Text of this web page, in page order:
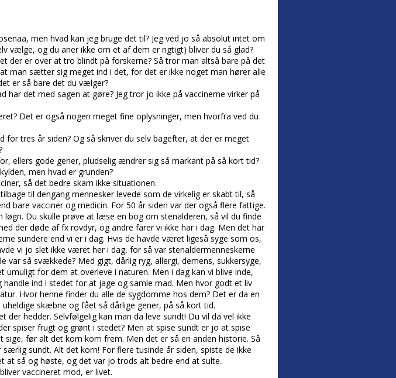
men hvad kan jeg bruge det til? Jeg ved jo så absolut intet om
vælge, og du aner ikke om et af dem er rigtigt) bliver du så glad?
der er over at tro blindt på forskerne? Så tror man altså bare på det
man sætter sig meget ind i det, for det er ikke noget man hører alle
er så bare det du vælger?
det med sagen at gøre? Jeg tror jo ikke på vaccinerne virker på
Det er også nogen meget fine oplysninger, men hvorfra ved du
tres år siden? Og så skriver du selv bagefter, at der er meget
ellers gode gener, pludselig ændrer sig så markant på så kort tid?
men hvad er grunden?
så det bedre skam ikke situationen.
til dengang mennesker levede som de virkelig er skabt til, så
bare vacciner og medicin. For 50 år siden var der også flere fattige.
Du skulle prøve at læse en bog om stenalderen, så vil du finde
der døde af fx rovdyr, og andre farer vi ikke har i dag. Men det har
sundere end vi er i dag. Hvis de havde været ligeså syge som os,
vi jo slet ikke været her i dag, for så var stenaldermenneskerne
var så svækkede? Med gigt, dårlig ryg, allergi, demens, sukkersyge,
for dem at overleve i naturen. Men i dag kan vi blive inde,
ind i stedet for at jage og samle mad. Men hvor godt et liv
Hvor henne finder du alle de sygdomme hos dem? Det er da en
skæbne og fået så dårlige gener, på så kort tid.
hedder. Selvfølgelig kan man da leve sundt! Du vil da vel ikke
spiser frugt og grønt i stedet? Men at spise sundt er jo at spise
før alt det korn kom frem. Men det er så en anden historie. Så
sundt. Alt det korn! For flere tusinde år siden, spiste de ikke
så og høste, og det var jo trods alt bedre end at sulte.
vaccineret mod, er livet.